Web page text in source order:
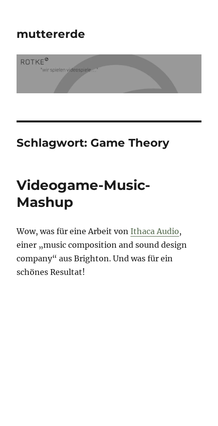
muttererde
Schlagwort: Game Theory
Videogame-Music-
Mashup
Wow, was für eine Arbeit von Ithaca Audio,
einer „music composition and sound design
company“ aus Brighton. Und was für ein
schönes Resultat!